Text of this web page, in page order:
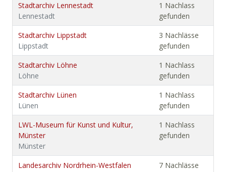
Stadtarchiv Lennestadt
Lennestadt
1 Nachlass
gefunden
Stadtarchiv Lippstadt
Lippstadt
3 Nachlässe
gefunden
Stadtarchiv Löhne
Löhne
1 Nachlass
gefunden
Stadtarchiv Lünen
Lünen
1 Nachlass
gefunden
LWL-Museum für Kunst und Kultur,
Münster
Münster
1 Nachlass
gefunden
Landesarchiv Nordrhein-Westfalen
7 Nachlässe